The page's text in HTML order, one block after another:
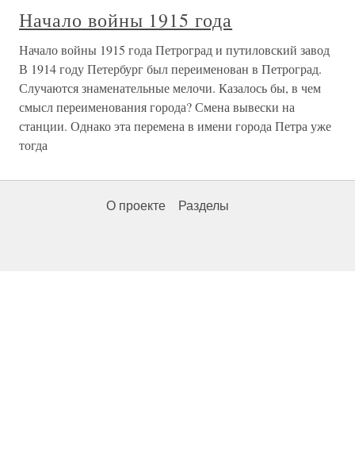
Начало войны 1915 года
Начало войны 1915 года Петроград и путиловский завод
В 1914 году Петербург был переименован в Петроград.
Случаются знаменательные мелочи. Казалось бы, в чем
смысл переименования города? Смена вывески на
станции. Однако эта перемена в имени города Петра уже
тогда
О проекте Разделы